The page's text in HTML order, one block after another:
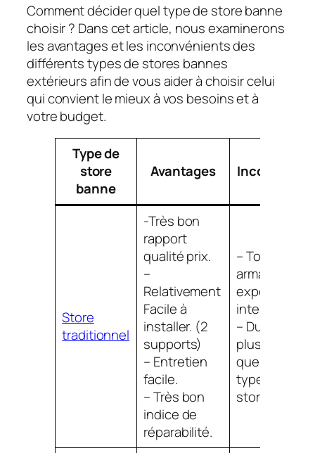
Comment décider quel type de store banne
choisir ? Dans cet article, nous examinerons
les avantages et les inconvénients des
différents types de stores bannes
extérieurs afin de vous aider à choisir celui
qui convient le mieux à vos besoins et à
votre budget.
Type de
store
banne
Avantages
Store
traditionnel
-Très bon
rapport
qualité prix.
–
Relativement
Facile à
installer. (2
supports)
– Entretien
facile.
– Très bon
indice de
réparabilité.
– Toile et
armature
exposés aux
intempéries.
– Durée de
plus courte
que d’autres
types de
stores